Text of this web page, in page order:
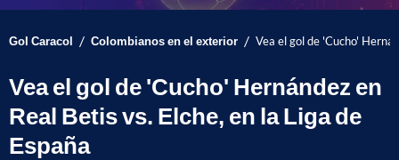
Gol Caracol / Colombianos en el exterior / Vea el gol de 'Cucho'
Vea el gol de 'Cucho' Hernández en
Real Betis vs. Elche, en la Liga de
España